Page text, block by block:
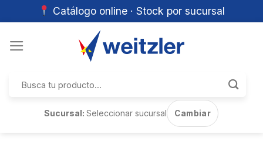
Catálogo online · Stock por sucursal
por:
Sucursal:Seleccionar sucursal Cambiar